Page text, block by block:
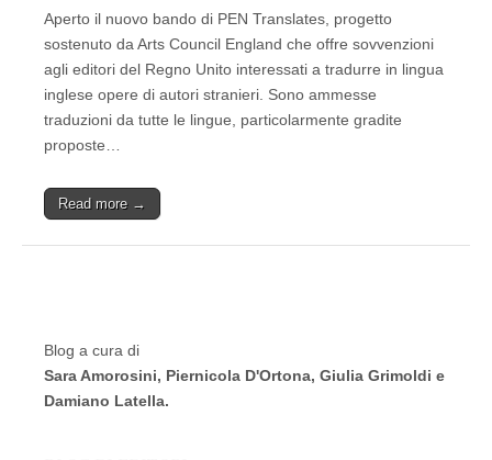
Aperto il nuovo bando di PEN Translates, progetto
sostenuto da Arts Council England che offre sovvenzioni
agli editori del Regno Unito interessati a tradurre in lingua
inglese opere di autori stranieri. Sono ammesse
traduzioni da tutte le lingue, particolarmente gradite
proposte…
Read more →
Blog a cura di
Sara Amorosini, Piernicola D'Ortona, Giulia Grimoldi e
Damiano Latella.